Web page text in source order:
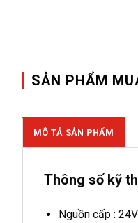
SẢN PHẨM
MÔ TẢ SẢN PHẨM
Thông số kỹ
Nguồn cấp :